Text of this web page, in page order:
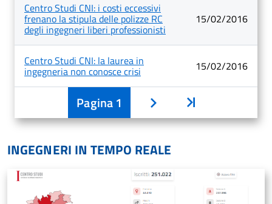
Centro Studi CNI: i costi eccessivi
frenano la stipula delle polizze RC
degli ingegneri liberi professionisti
15/02/2016
Centro Studi CNI: la laurea in
ingegneria non conosce crisi 15/02/2016
Pagina1
Avanti
INGEGNERI IN TEMPO REALE